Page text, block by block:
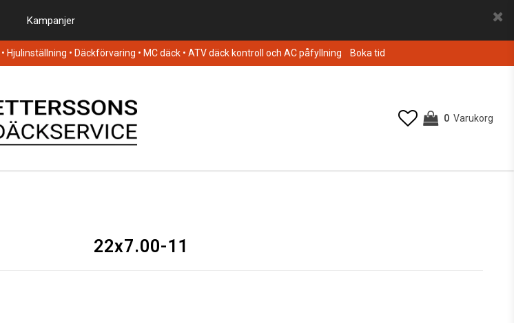
Kampanjer
• Hjulinställning • Däckförvaring • MC däck • ATV däck kontroll och AC påfyllning Boka tid
0 Varukorg
22x7.00-11